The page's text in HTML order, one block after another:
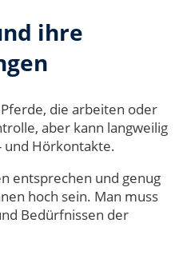
ihre
die arbeiten oder
aber kann langweilig
und Hörkontakte.
entsprechen und genug
hoch sein. Man muss
Bedürfnissen der